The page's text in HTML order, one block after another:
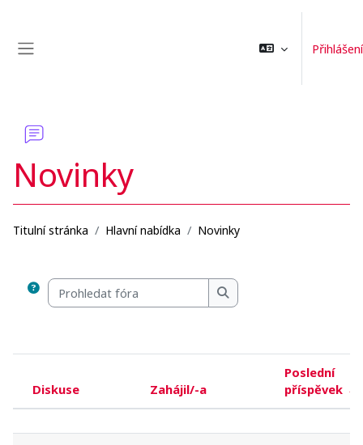
Přihlášení
Novinky
Titulní stránka Hlavní nabídka Novinky
Prohledat fóra
Prohledat fóra
Stav
Diskuse Zahájil/-a
Poslední
příspěvek